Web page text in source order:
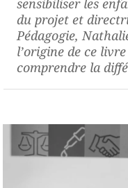
sensibiliser les
du projet et
Pédagogie,
l’origine de ce
comprendre la